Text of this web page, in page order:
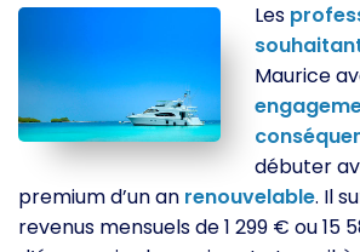
Les
Maurice
débuter
premium d’un an renouvelable. Il
revenus mensuels de 1 299 € ou 15